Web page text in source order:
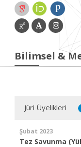
Bilimsel &
Jüri Üyelikleri
Şubat 2023
Tez Savunma